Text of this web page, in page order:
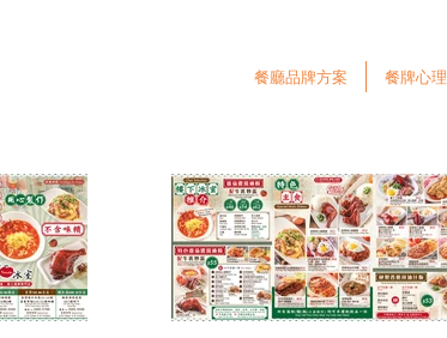
餐廳品牌方案 餐牌心理